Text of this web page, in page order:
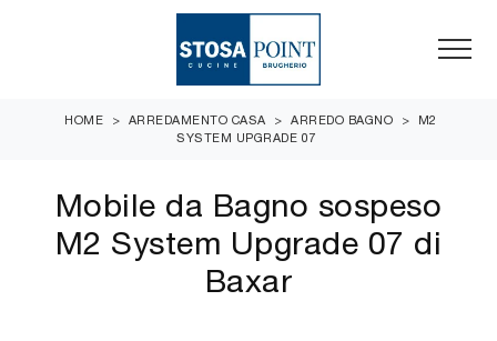
HOME > ARREDAMENTO CASA > ARREDO BAGNO >
M2
SYSTEM UPGRADE 07
Mobile da Bagno sospeso
M2 System Upgrade 07 di
Baxar